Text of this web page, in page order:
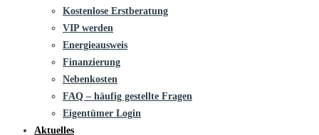
Kostenlose Erstberatung
VIP werden
Energieausweis
Finanzierung
Nebenkosten
FAQ – häufig gestellte Fragen
Eigentümer Login
Aktuelles